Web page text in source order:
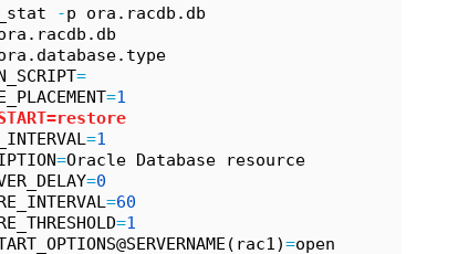
-p ora.racdb.db
=
=1
=1
=Oracle Database resource
=0
=60
=1
=open